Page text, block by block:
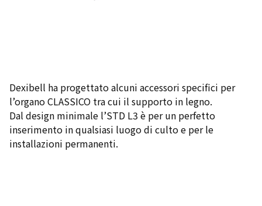
Dexibell ha progettato alcuni accessori specifici per
l’organo CLASSICO tra cui il supporto in legno.
Dal design minimale l’STD L3 è per un perfetto
inserimento in qualsiasi luogo di culto e per le
installazioni permanenti.